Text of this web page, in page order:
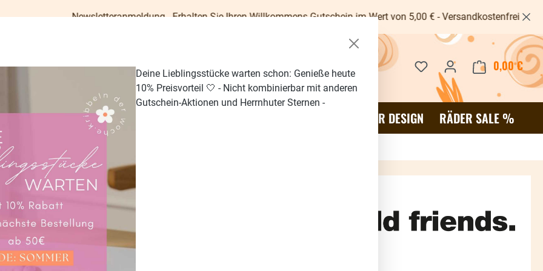
Newsletteranmeldung - Erhalten Sie Ihren Willkommens-Gutschein im Wert von 5,00 € - Versandkostenfrei ab 40€ -
Du hast 0 Produkte auf dem
0,00 €
TISCH & KÜCHE GESCHENKE RÄDER DESIGN RÄDER SALE %
Deine Lieblingsstücke warten schon: Genieße heute
10% Preisvorteil 🤍 - Nicht kombinierbar mit anderen
Gutschein-Aktionen und Herrnhuter Sternen -